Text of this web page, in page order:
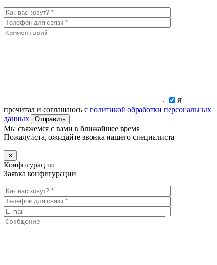
Я
прочитал и соглашаюсь с политикой обработки персональных
данных
Мы свяжемся с вами в ближайшее время
Пожалуйста, ожидайте звонка нашего специалиста
✕
Конфигурация:
Заявка конфигурации